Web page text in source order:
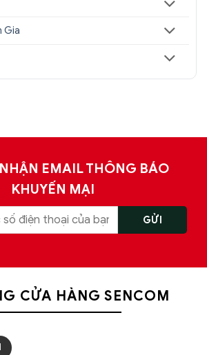
Gia
EMAIL THÔNG BÁO
KHUYẾN MẠI
CỬA HÀNG SENCOM